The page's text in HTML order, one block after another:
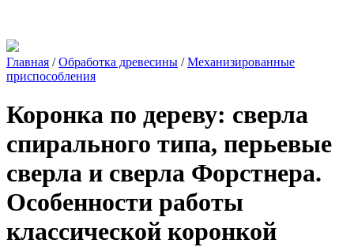
Главная /Обработка древесины /Механизированные
приспособления
Коронка по дереву: сверла
спирального типа, перьевые
сверла и сверла Форстнера.
Особенности работы
классической коронкой